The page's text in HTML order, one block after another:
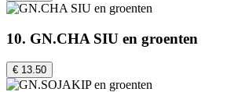
10. GN.CHA SIU en groenten
€ 13.50